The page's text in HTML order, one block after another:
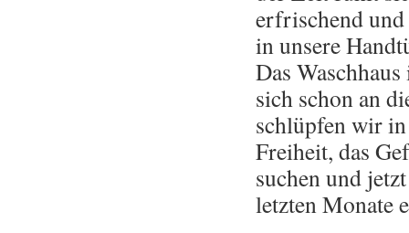
erfrischend und
in unsere
Das
sich schon an
schlüpfen wir
Freiheit, das
suchen und
letzten Monate